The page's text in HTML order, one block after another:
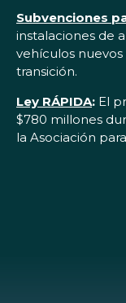
Subvenciones
instalaciones de
vehículos nuevos
transición.
Ley RÁPIDA: El
$780 millones
la Asociación